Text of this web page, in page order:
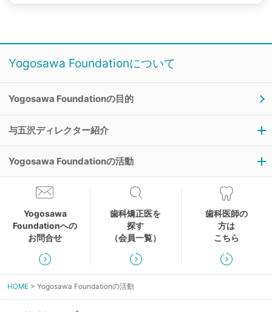
Yogosawa Foundationについて
Yogosawa Foundationの目的
与五沢ディレクター紹介
与五沢ディレクターの理念
Yogosawa Foundationの活動
代表理事の声
過去の講習会
過去の研究大会
過去の書籍
Yogosawa
Foundationへの
お問合せ
歯科矯正医を
探す
（会員一覧）
歯科医師の
方は
こちら
HOME Yogosawa Foundationの活動